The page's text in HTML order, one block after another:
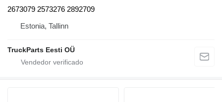
2673079 2573276 2892709
Estonia, Tallinn
TruckParts Eesti OÜ